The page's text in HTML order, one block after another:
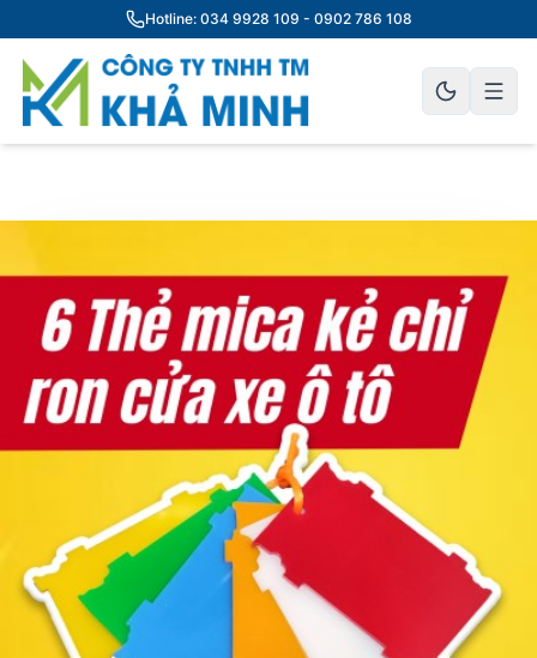
Hotline: 034 9928 109 - 0902 786 108